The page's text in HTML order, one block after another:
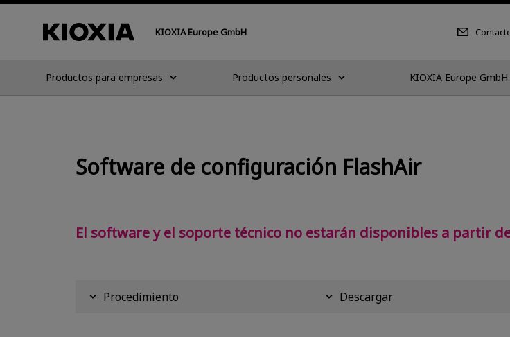
KIOXIA Europe GmbH
Productos para empresas Productos personales KIOXIA Europe GmbH
Software de configuración FlashAir
El software y el soporte técnico no estarán disponibles a partir
Procedimiento Descargar